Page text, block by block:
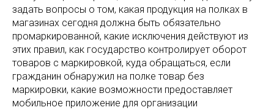
задать вопросы о том, какая продукция на полках в
магазинах сегодня должна быть обязательно
промаркированной, какие исключения действуют из
этих правил, как государство контролирует оборот
товаров с маркировкой, куда обращаться, если
гражданин обнаружил на полке товар без
маркировки, какие возможности предоставляет
мобильное приложение для организации